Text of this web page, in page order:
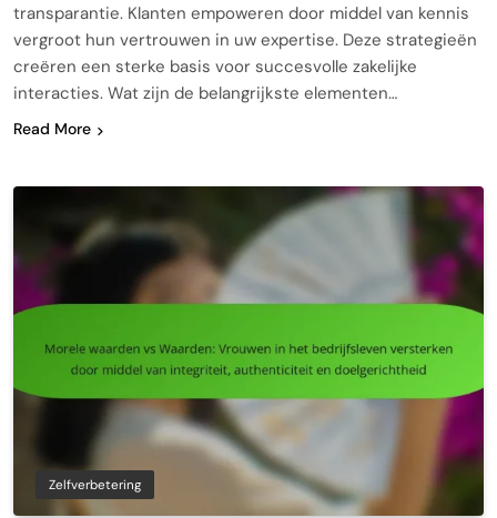
transparantie. Klanten empoweren door middel van kennis
vergroot hun vertrouwen in uw expertise. Deze strategieën
creëren een sterke basis voor succesvolle zakelijke
interacties. Wat zijn de belangrijkste elementen…
Read More
Zelfverbetering